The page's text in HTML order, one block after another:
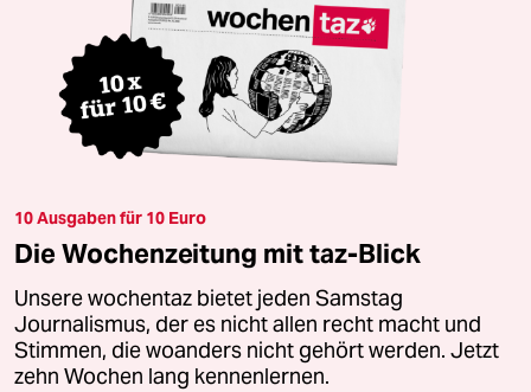
10 Ausgaben für 10 Euro
Die Wochenzeitung mit taz-Blick
Unsere wochentaz bietet jeden Samstag
Journalismus, der es nicht allen recht macht und
Stimmen, die woanders nicht gehört werden. Jetzt
zehn Wochen lang kennenlernen.